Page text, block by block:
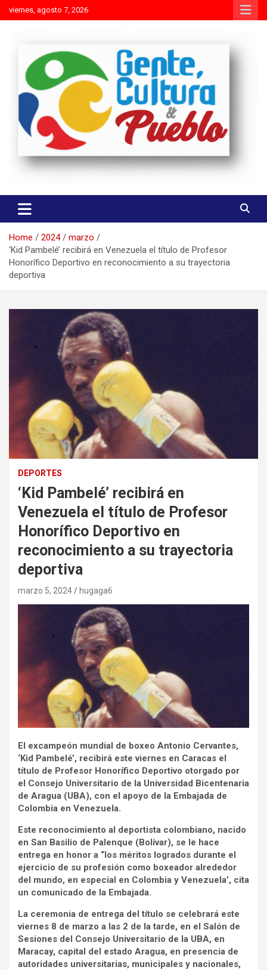
Skip
to
viernes, agosto 7, 2026
Gente Cultura y Pueblo
Home 2024
marzo
‘Kid Pambelé’ recibirá en Venezuela el título de Profesor
Honorífico Deportivo en reconocimiento a su trayectoria
deportiva
DEPORTES
‘Kid Pambelé’ recibirá en
Venezuela el título de Profesor
Honorífico Deportivo en
reconocimiento a su trayectoria
deportiva
marzo 5, 2024 hugaga6
El excampeón mundial de boxeo Antonio Cervantes,
‘Kid Pambelé’, recibirá este viernes en Caracas el
título de Profesor Honorífico Deportivo otorgado por
el Consejo Universitario de la Universidad Bicentenaria
de Aragua (UBA), con el apoyo de la Embajada de
Colombia en Venezuela.
Este reconocimiento al deportista colombiano, nacido
en San Basilio de Palenque (Bolívar), se le hace
entrega en honor a “los méritos logrados durante el
ejercicio de su profesión como boxeador alrededor
del mundo, en especial en Colombia y Venezuela’, cita
un comunicado de la Embajada.
La ceremonia de entrega del título se celebrará este
viernes 8 de marzo a las 2 de la tarde, en el Salón de
Sesiones del Consejo Universitario de la UBA, en
Maracay, capital del estado Aragua, en presencia de
autoridades universitarias, municipales y nacionales,